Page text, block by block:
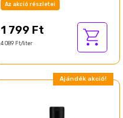
Az akció részletei
1 799 Ft
4 089 Ft/liter
Ajándék akció!